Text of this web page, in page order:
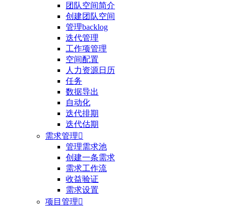
团队空间简介
创建团队空间
管理backlog
迭代管理
工作项管理
空间配置
人力资源日历
任务
数据导出
自动化
迭代排期
迭代估期
需求管理
管理需求池
创建一条需求
需求工作流
收益验证
需求设置
项目管理